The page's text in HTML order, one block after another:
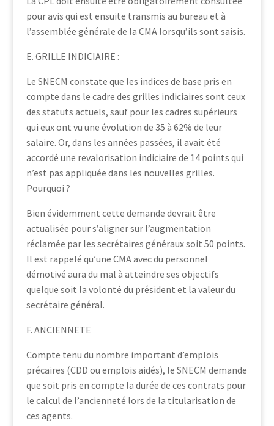
pour avis qui est ensuite transmis au bureau et à
l’assemblée générale de la CMA lorsqu’ils sont saisis.
E. GRILLE INDICIAIRE :
Le SNECM constate que les indices de base pris en
compte dans le cadre des grilles indiciaires sont ceux
des statuts actuels, sauf pour les cadres supérieurs
qui eux ont vu une évolution de 35 à 62% de leur
salaire. Or, dans les années passées, il avait été
accordé une revalorisation indiciaire de 14 points qui
n’est pas appliquée dans les nouvelles grilles.
Pourquoi ?
Bien évidemment cette demande devrait être
actualisée pour s’aligner sur l’augmentation
réclamée par les secrétaires généraux soit 50 points.
Il est rappelé qu’une CMA avec du personnel
démotivé aura du mal à atteindre ses objectifs
quelque soit la volonté du président et la valeur du
secrétaire général.
F. ANCIENNETE
Compte tenu du nombre important d’emplois
précaires (CDD ou emplois aidés), le SNECM demande
que soit pris en compte la durée de ces contrats pour
le calcul de l’ancienneté lors de la titularisation de
ces agents.